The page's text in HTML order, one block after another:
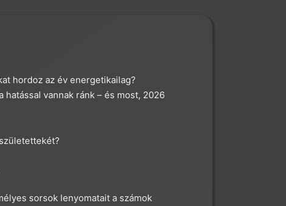
hordoz az év energetikailag?
vannak ránk – és most, 2026
sorsok lenyomatait a számok